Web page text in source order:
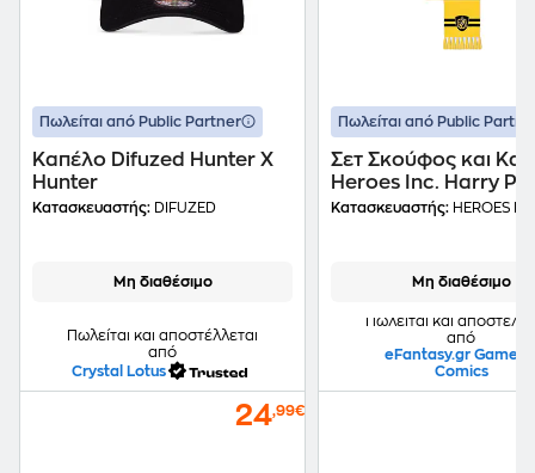
Πωλείται από Public Partner
Καπέλο Difuzed Hunter X
Hunter
Κατασκευαστής: DIFUZED
Μη διαθέσιμο
Πωλείται και αποστέλλεται
από
Crystal Lotus
24,99€
Πωλείται από Public
Σετ Σκούφος και
Heroes Inc. Harry
Hufflepuff -
Κατασκευαστής: HEROES
Μη διαθέσιμο
Πωλείται και
από
eFantasy.gr Games
Comics